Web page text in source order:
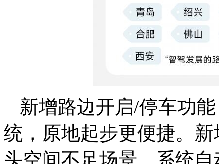
新增路边开启/停车功
统，原地起步更便捷。
头空间不足场景，系统